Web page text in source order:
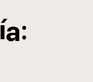
ía: